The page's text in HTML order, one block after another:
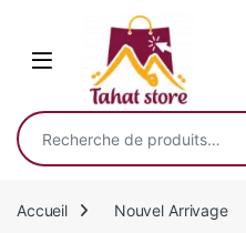
Recherche pour :
Accueil Nouvel Arrivage